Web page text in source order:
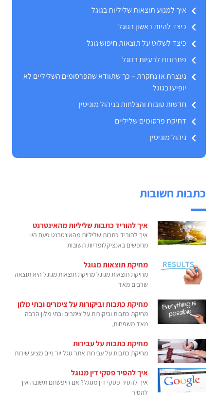
איך למנוע תוצאות שליליות בגוגל
כיצד להיות ראשון בגוגל
כיצד לשלוט על תוצאות חיפוש גוגל
פתרונות לבעיות בגוגל
נעצרת או נחקרת – כך שתוודא שהפרסומים השליליים לא
יופיעו בגוגל
חדשות טובות והצלחות בניהול מוניטין
דחיקת פרסומים שליליים
ניהול מוניטין
כתבות חשובות
איך להוריד כתבות שליליות מהאינטרנט
איך להוריד כתבות שליליות מהאינטרנט פעם היו
מחפשים באנציקלופדיות תשובות
מחיקת תוצאות מגוגל
מחיקת תוצאות מגוגל מחיקת תוצאות מגוגל היא תוצאה
שרבים מאד
מחיקת כתבות וביקורות על צימרים ובתי מלון
מחיקת כתבות וביקורות על צימרים ובתי מלון הרבה
מאד משפחות,
מחיקת כתבות על עבירות
מחיקת כתבות על עבירות אתר גוגל יור ניים מציע שירות
איך להסיר פסקי דין מגוגל
איך להסיר פסקי דין מגוגל? אם חיפשתם תשובה איך
להסיר